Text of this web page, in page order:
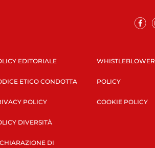
EDITORIALE
ETICO CONDOTTA
POLICY
DIVERSITÀ
DI
WHISTLEBLOWER
POLICY
COOKIE POLICY